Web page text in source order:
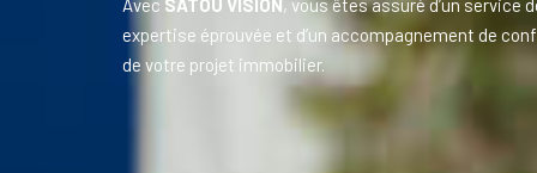
Avec SATOU VISION , vous êtes assuré d’un service
expertise éprouvée et d’un accompagnement de
de votre projet immobilier.